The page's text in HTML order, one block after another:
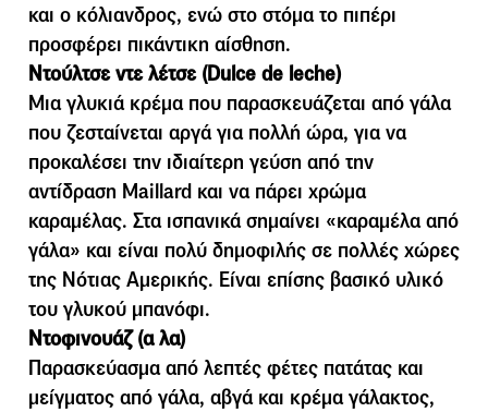
και ο κόλιανδρος, ενώ στο στόµα το πιπέρι
προσφέρει πικάντικη αίσθηση.
Ντούλτσε ντε λέτσε (Dulce de leche)
Μια γλυκιά κρέµα που παρασκευάζεται από γάλα
που ζεσταίνεται αργά για πολλή ώρα, για να
προκαλέσει την ιδιαίτερη γεύση από την
αντίδραση Maillard και να πάρει χρώµα
καραµέλας. Στα ισπανικά σηµαίνει «καραµέλα από
γάλα» και είναι πολύ δηµοφιλής σε πολλές χώρες
της Νότιας Αµερικής. Είναι επίσης βασικό υλικό
του γλυκού µπανόφι.
Ντοφινουάζ (α λα)
Παρασκεύασμα από λεπτές φέτες πατάτας και
μείγματος από γάλα, αβγά και κρέμα γάλακτος,